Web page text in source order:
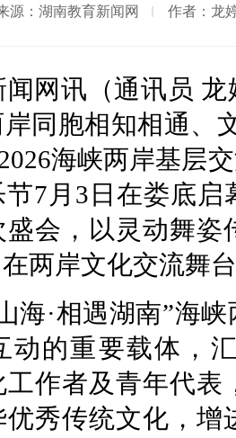
源：湖南教育新闻网 作者：龙
网讯（通讯员
同胞相知相通、
海峡两岸基层
7月3日在娄底
会，以灵动舞
两岸文化交流舞
海·相遇湖南”海
动的重要载体，
作者及青年代
秀传统文化，